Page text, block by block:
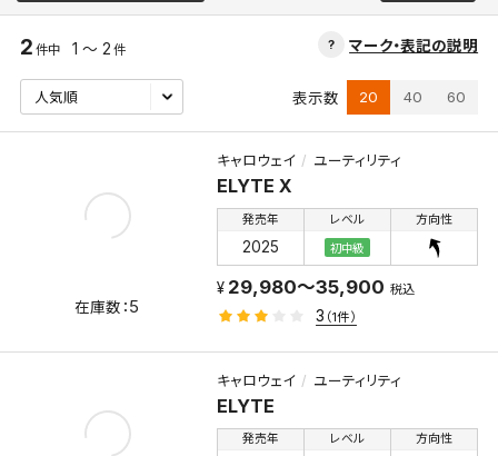
マーク・表記の説明
2 件中 1 ～ 2 件
表示数 20 40 60
キャロウェイ ユーティリティ
ELYTE X
発売年
2025
レベル
初中級
方向性
5
29,980～35,900 税込
3 （1件）
キャロウェイ ユーティリティ
ELYTE
発売年 レベル 方向性